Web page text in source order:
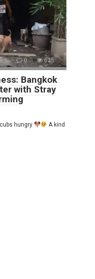
0 635
Bangkok
with Stray
hungry
A kind